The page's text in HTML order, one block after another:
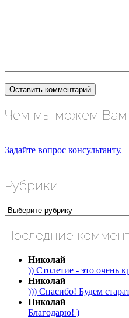
Чем мы можем Вам
Задайте вопрос консультанту.
Рубрики
Рубрики
Последние
Николай
)) Столетие - это очень
Николай
))) Спасибо! Будем
Николай
Благодарю! )